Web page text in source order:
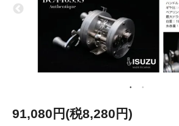
91,080円(税8,280円)